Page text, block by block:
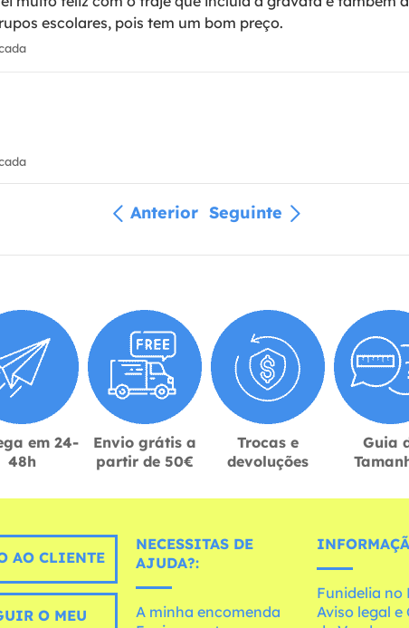
escolares, pois tem um bom preço.
Anterior Seguinte
em 24-
48h
Envio grátis a
partir de 50€
Trocas e
devoluções
Guia
AO CLIENTE
O MEU
NECESSITAS DE
AJUDA?:
A minha encomenda
Funidelia no
Aviso legal e